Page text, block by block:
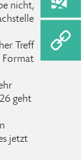
nicht,
Treff
Format
geht
jetzt